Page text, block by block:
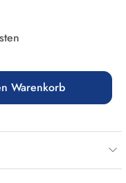
Wert
Warenkorb